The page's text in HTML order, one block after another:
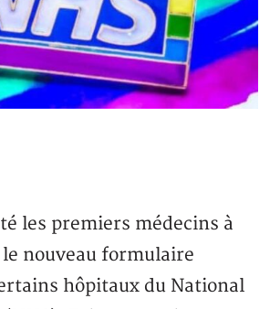
les premiers médecins à
nouveau formulaire
hôpitaux du National